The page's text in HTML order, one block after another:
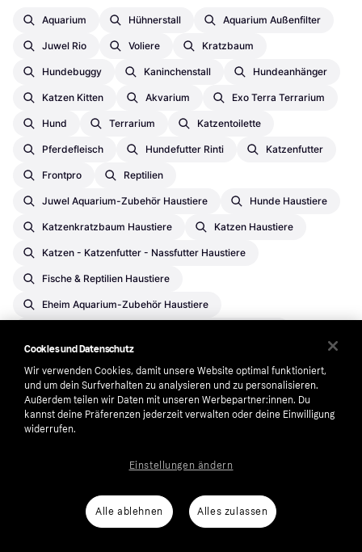
Aquarium Hühnerstall Aquarium Außenfilter
Juwel Rio Voliere Kratzbaum
Hundebuggy Kaninchenstall Hundeanhänger
Katzen Kitten Akvarium Exo Terra Terrarium
Hund Terrarium Katzentoilette
Pferdefleisch Hundefutter Rinti Katzenfutter
Frontpro Reptilien
Juwel Aquarium-Zubehör Haustiere Hunde Haustiere
Katzenkratzbaum Haustiere Katzen Haustiere
Katzen - Katzenfutter - Nassfutter Haustiere
Fische & Reptilien Haustiere
Eheim Aquarium-Zubehör Haustiere
Vogelkäfige & Zubehör - Vögel & Insekten Haustiere
Trixie Haustiere Aquarium-Zubehör Haustiere
Aquarium - Fische & Reptilien Haustiere
Hunde - Hundefutter - Nassfutter Haustiere
Hunde - Hundegeschirre Haustiere
Katzen - Kratzmöbel Haustiere
Cookies und Datenschutz
Wir verwenden Cookies, damit unsere Website optimal funktioniert,
und um dein Surfverhalten zu analysieren und zu personalisieren.
Außerdem teilen wir Daten mit unseren Werbepartner:innen. Du
kannst deine Präferenzen jederzeit verwalten oder deine Einwilligung
widerrufen.
Alle ablehnen Alles zulassen
Einstellungen ändern